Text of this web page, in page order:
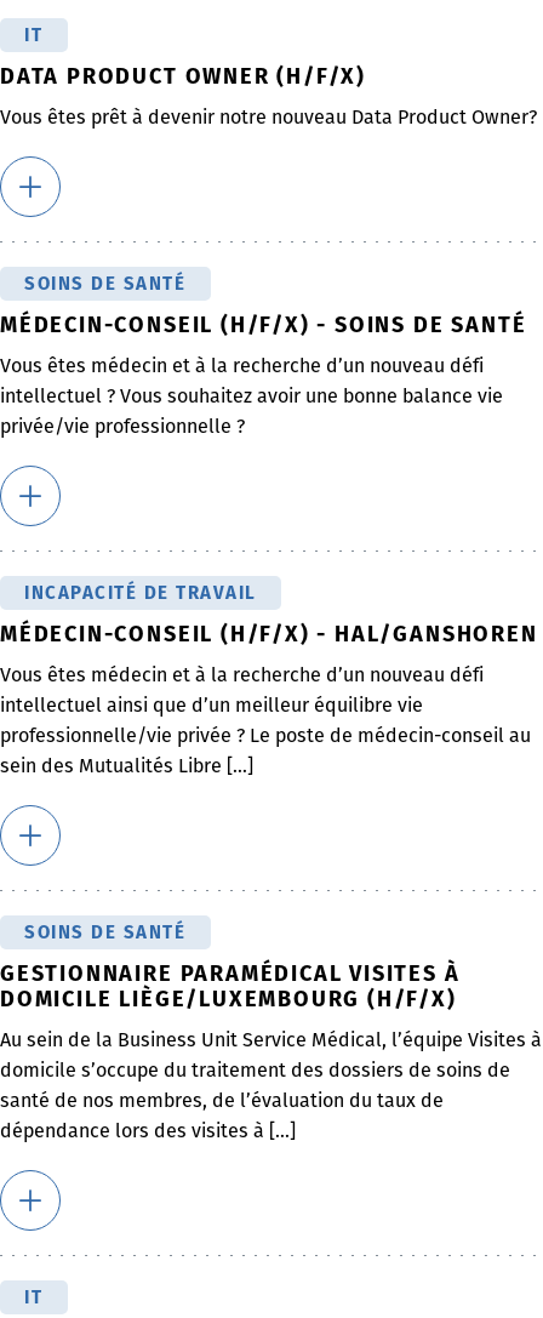
IT
DATA PRODUCT OWNER (H/F/X)
Vous êtes prêt à devenir notre nouveau Data Product Owner?
SOINS DE SANTÉ
MÉDECIN-CONSEIL (H/F/X) - SOINS DE SANTÉ
Vous êtes médecin et à la recherche d’un nouveau défi
intellectuel ? Vous souhaitez avoir une bonne balance vie
privée/vie professionnelle ?
INCAPACITÉ DE TRAVAIL
MÉDECIN-CONSEIL (H/F/X) - HAL/GANSHOREN
Vous êtes médecin et à la recherche d’un nouveau défi
intellectuel ainsi que d’un meilleur équilibre vie
professionnelle/vie privée ? Le poste de médecin-conseil au
sein des Mutualités Libre [...]
SOINS DE SANTÉ
GESTIONNAIRE PARAMÉDICAL VISITES À
DOMICILE LIÈGE/LUXEMBOURG (H/F/X)
Au sein de la Business Unit Service Médical, l’équipe Visites à
domicile s’occupe du traitement des dossiers de soins de
santé de nos membres, de l’évaluation du taux de
dépendance lors des visites à [...]
IT